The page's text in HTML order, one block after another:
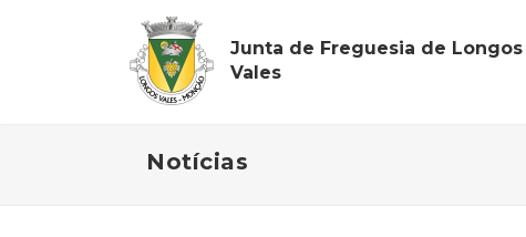
Junta de Freguesia de Longos
Vales
Notícias